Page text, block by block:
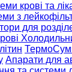
крові та
з
для
Апарати для